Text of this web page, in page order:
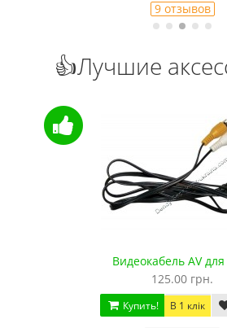
9 отзывов
👍Лучшие
Видеокабель AV для
125.00 грн.
Купить! В 1 клік